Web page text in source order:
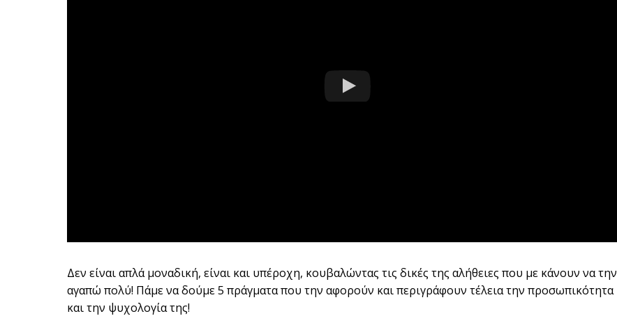
Δεν είναι απλά μοναδική, είναι και υπέροχη, κουβαλώντας τις δικές της αλήθειες που με κάνουν να την
αγαπώ πολύ! Πάμε να δούμε 5 πράγματα που την αφορούν και περιγράφουν τέλεια την προσωπικότητα
και την ψυχολογία της!